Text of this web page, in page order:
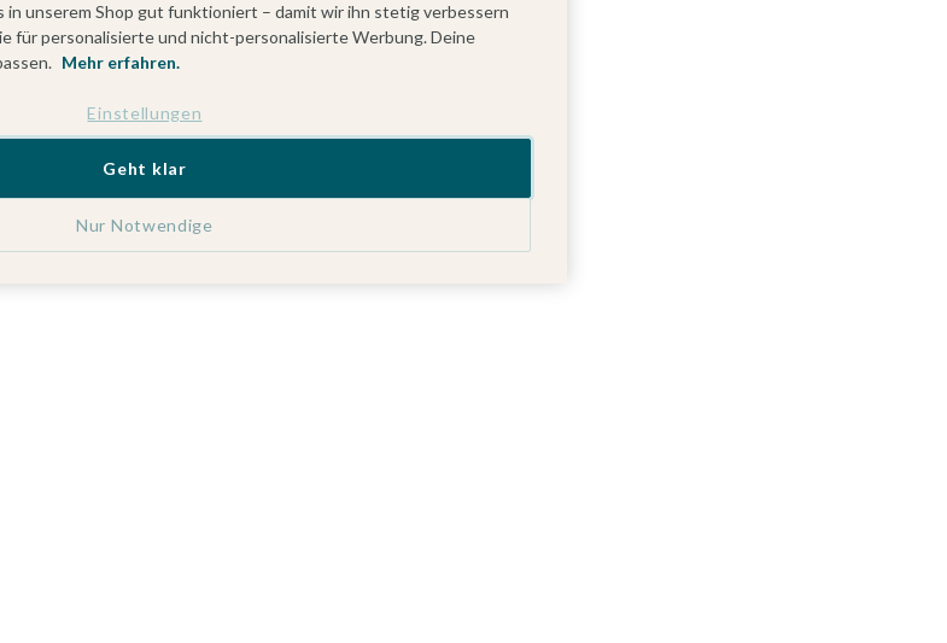
in unserem Shop gut funktioniert – damit wir ihn stetig verbessern
für personalisierte und nicht-personalisierte Werbung. Deine
Mehr erfahren.
Einstellungen
Nur Notwendige
Geht klar